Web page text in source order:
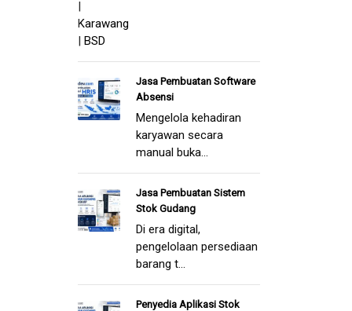
Jasa Pembuatan Software
Absensi
Mengelola kehadiran
karyawan secara
manual buka...
Jasa Pembuatan Sistem
Stok Gudang
Di era digital,
pengelolaan persediaan
barang t...
Penyedia Aplikasi Stok